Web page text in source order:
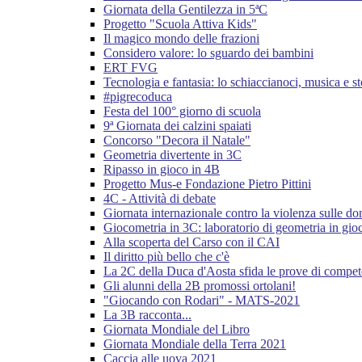
Giornata della Gentilezza in 5ªC
Progetto "Scuola Attiva Kids"
Il magico mondo delle frazioni
Considero valore: lo sguardo dei bambini
ERT FVG
Tecnologia e fantasia: lo schiaccianoci, musica e
#pigrecoduca
Festa del 100° giorno di scuola
9ª Giornata dei calzini spaiati
Concorso "Decora il Natale"
Geometria divertente in 3C
Ripasso in gioco in 4B
Progetto Mus-e Fondazione Pietro Pittini
4C - Attività di debate
Giornata internazionale contro la violenza sulle
Giocometria in 3C: laboratorio di geometria in
Alla scoperta del Carso con il CAI
Il diritto più bello che c'è
La 2C della Duca d'Aosta sfida le prove di
Gli alunni della 2B promossi ortolani!
"Giocando con Rodari" - MATS-2021
La 3B racconta...
Giornata Mondiale del Libro
Giornata Mondiale della Terra 2021
Caccia alle uova 2021